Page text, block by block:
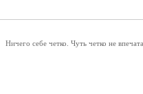
Ничего себе четко. Чуть четко не